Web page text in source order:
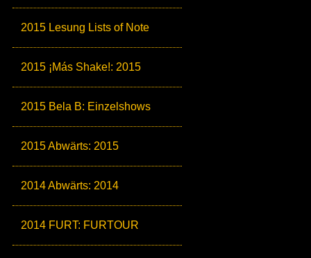
2015 Lesung Lists of Note
2015 ¡Más Shake!: 2015
2015 Bela B: Einzelshows
2015 Abwärts: 2015
2014 Abwärts: 2014
2014 FURT: FURTOUR